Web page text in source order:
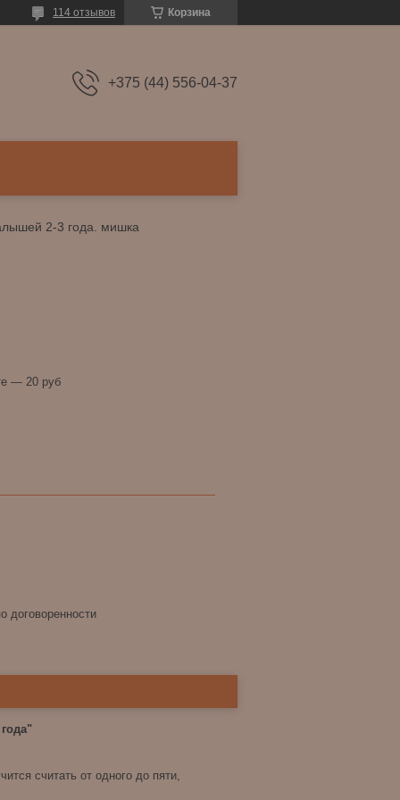
Корзина
114 отзывов
+375 (44) 556-04-37
2-3 года. мишка
— 20 руб
договоренности
считать от одного до пяти,